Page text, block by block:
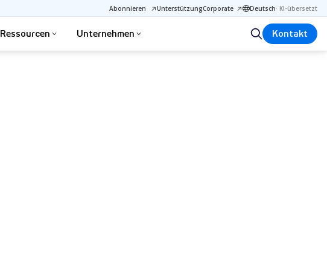
Abonnieren UnterstützungCorporate Deutsch· KI-übersetzt
Ressourcen Unternehmen Kontakt